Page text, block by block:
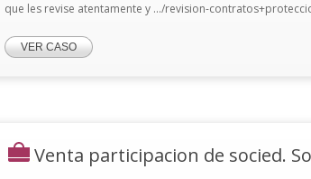
que les revise atentamente y .../revision-
VER CASO
Venta participacion de socied.